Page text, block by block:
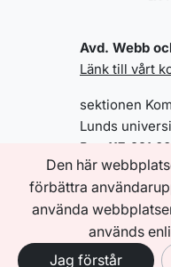
Den här
förbättra
använda
används
Jag förstår
Avd. Webb
Länk till vårt
sektionen
Lunds
Box 117, 221
GENVÄGAR